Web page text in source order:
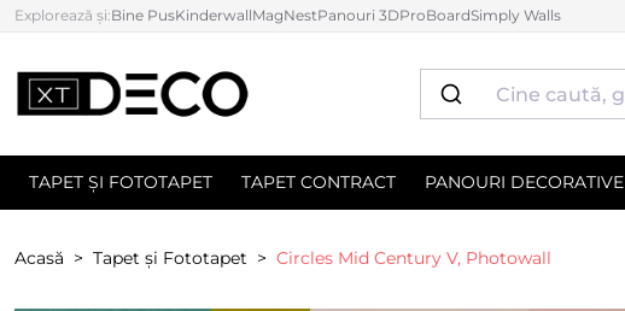
Explorează și:Bine PusKinderwallMagNestPanouri 3DProBoardSimply Walls
TAPET ȘI FOTOTAPET TAPET CONTRACT PANOURI DECORATIVE
Acasă Tapet și Fototapet Circles Mid Century V, Photowall